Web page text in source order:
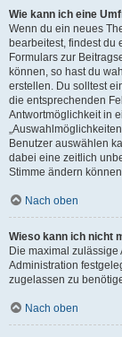
Wie kann ich eine
Wenn du ein neues
bearbeitest, findest du
Formulars zur
können, so hast du
erstellen. Du solltest
die entsprechenden
Antwortmöglichkeit in
Benutzer auswählen
dabei eine zeitlich
Stimme ändern
Nach oben
Wieso kann ich nicht
Die maximal
Administration
zugelassen zu
Nach oben